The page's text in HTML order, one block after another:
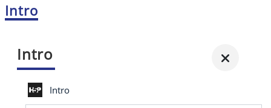
Intro
Intro
Intro